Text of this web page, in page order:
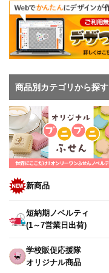
商品別カテゴリから探す
新商品
短納期ノベルティ
(1～7営業日出荷)
学校販促応援隊
オリジナル商品